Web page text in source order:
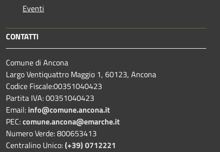
Eventi
CONTATTI
Comune di Ancona
Largo Ventiquattro Maggio 1, 60123, Ancona
Codice Fiscale:00351040423
Partita IVA: 00351040423
Email: info@comune.ancona.it
PEC:comune.ancona@emarche.it
Numero Verde: 800653413
Centralino Unico:(+39) 0712221